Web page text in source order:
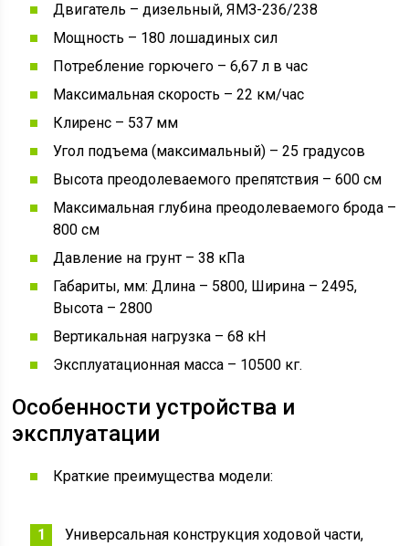
Двигатель – дизельный, ЯМЗ-236/238
Мощность – 180 лошадиных сил
Потребление горючего – 6,67 л в час
Максимальная скорость – 22 км/час
Клиренс – 537 мм
Угол подъема (максимальный) – 25 градусов
Высота преодолеваемого препятствия – 600 см
Максимальная глубина преодолеваемого брода –
800 см
Давление на грунт – 38 кПа
Габариты, мм: Длина – 5800, Ширина – 2495,
Высота – 2800
Вертикальная нагрузка – 68 кН
Эксплуатационная масса – 10500 кг.
Особенности устройства и
эксплуатации
Краткие преимущества модели:
Универсальная конструкция ходовой части,